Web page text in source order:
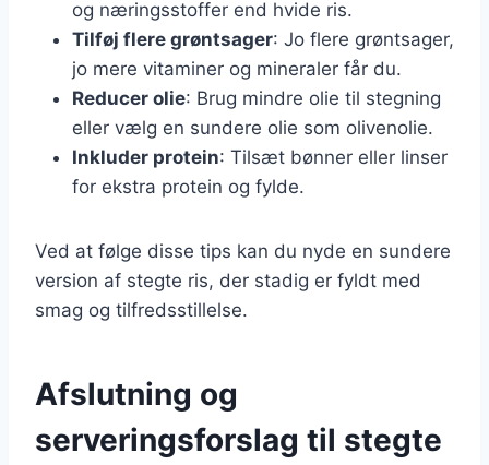
og næringsstoffer end hvide ris.
Tilføj flere grøntsager: Jo flere grøntsager,
jo mere vitaminer og mineraler får du.
Reducer olie: Brug mindre olie til stegning
eller vælg en sundere olie som olivenolie.
Inkluder protein: Tilsæt bønner eller linser
for ekstra protein og fylde.
Ved at følge disse tips kan du nyde en sundere
version af stegte ris, der stadig er fyldt med
smag og tilfredsstillelse.
Afslutning og
serveringsforslag til stegte